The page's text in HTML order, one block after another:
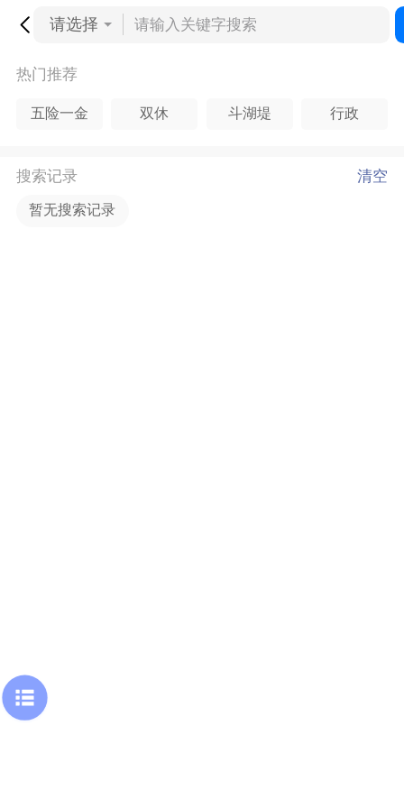
请选择
热门推荐
五险一金 双休 斗湖堤 行政
搜索记录 清空
暂无搜索记录